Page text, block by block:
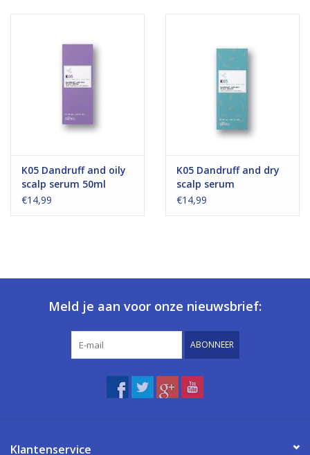
K05 Dandruff and oily
scalp serum 50ml
€14,99
K05 Dandruff and dry
scalp serum
€14,99
Meld je aan voor onze nieuwsbrief:
ABONNEER
Klantenservice